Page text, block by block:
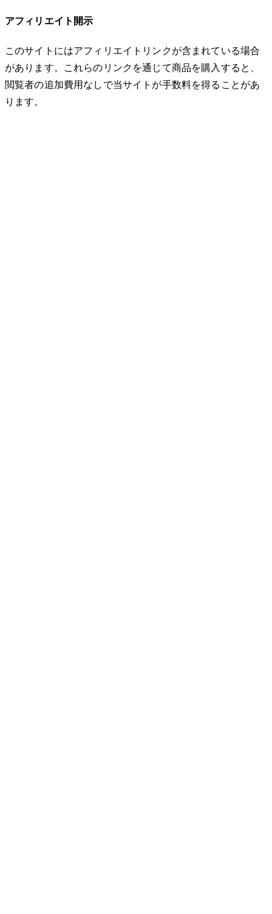
アフィリエイト開示
このサイトにはアフィリエイトリンクが含まれている場合
があります。これらのリンクを通じて商品を購入すると、
閲覧者の追加費用なしで当サイトが手数料を得ることがあ
ります。